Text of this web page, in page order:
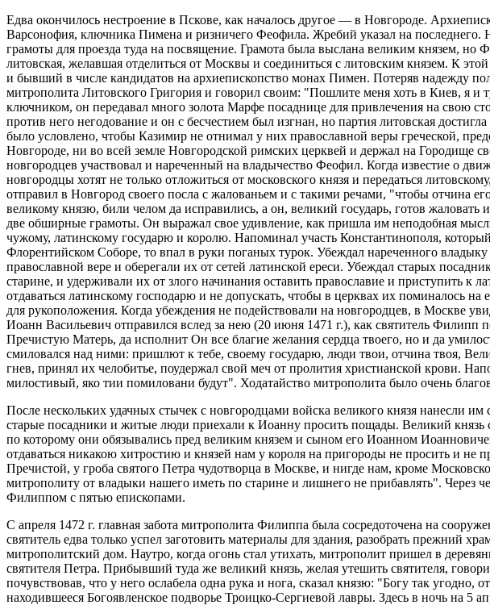
Едва окончилось нестроение в Пскове, как началось другое — в Новгороде.
Варсонофия, ключника Пимена и ризничего Феофила. Жребий указал на
грамоты для проезда туда на посвящение. Грамота была выслана великим князем, но
литовская, желавшая отделиться от Москвы и соединиться с литовским князем. К
и бывший в числе кандидатов на архиепископство монах Пимен. Потеряв надежду
митрополита Литовского Григория и говорил своим: "Пошлите меня хоть в Киев, я и
ключником, он передавал много золота Марфе посаднице для привлечения на свою
против него негодование и он с бесчестием был изгнан, но партия литовская
было условлено, чтобы Казимир не отнимал у них православной веры греческой,
Новгороде, ни во всей земле Новгородской римских церквей и держал на Городище
новгородцев участвовал и нареченный на владычество Феофил. Когда известие о
новгородцы хотят не только отложиться от московского князя и передаться
отправил в Новгород своего посла с жалованьем и с такими речами, "чтобы отчина
великому князю, били челом да исправились, а он, великий государь, готов
две обширные грамоты. Он выражал свое удивление, как пришла им неподобная
чужому, латинскому государю и королю. Напоминал участь Константинополя,
Флорентийском Соборе, то впал в руки поганых турок. Убеждал нареченного
православной вере и оберегали их от сетей латинской ереси. Убеждал старых
старине, и удерживали их от злого начинания оставить православие и приступить к
отдаваться латинскому господарю и не допускать, чтобы в церквах их поминалось
для рукоположения. Когда убеждения не подействовали на новгородцев, в Москве
Иоанн Васильевич отправился вслед за нею (20 июня 1471 г.), как святитель
Пречистую Матерь, да исполнит Он все благие желания сердца твоего, но и да
смиловался над ними: пришлют к тебе, своему государю, люди твои, отчина твоя,
гнев, принял их челобитье, поудержал свой меч от пролития христианской крови.
милостивый, яко тии помиловани будут". Ходатайство митрополита было очень
После нескольких удачных стычек с новгородцами войска великого князя
старые посадники и житые люди приехали к Иоанну просить пощады. Великий князь
по которому они обязывались пред великим князем и сыном его Иоанном
отдаваться никакою хитростию и князей нам у короля на пригороды не просить и не
Пречистой, у гроба святого Петра чудотворца в Москве, и нигде нам, кроме
митрополиту от владыки нашего иметь по старине и лишнего не прибавлять".
Филиппом с пятью епископами.
С апреля 1472 г. главная забота митрополита Филиппа была сосредоточена на
святитель едва только успел заготовить материалы для здания, разобрать прежний
митрополитский дом. Наутро, когда огонь стал утихать, митрополит пришел в
святителя Петра. Прибывший туда же великий князь, желая утешить святителя,
почувствовав, что у него ослабела одна рука и нога, сказал князю: "Богу так угодно,
находившееся Богоявленское подворье Троицко-Сергиевой лавры. Здесь в ночь на 5